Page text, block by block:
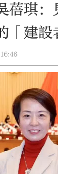
蓓琪：
「建設
16:46